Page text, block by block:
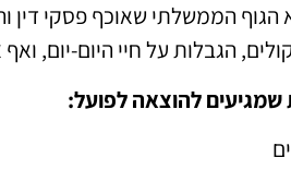
הגוף הממשלתי שאוכף פסקי
הגבלות על חיי היום-יום,
שמגיעים להוצאה לפועל: